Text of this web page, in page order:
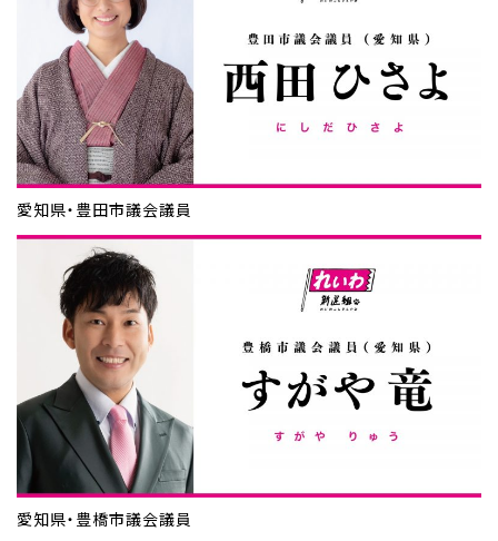
愛知県・豊田市議会議員
愛知県・豊橋市議会議員